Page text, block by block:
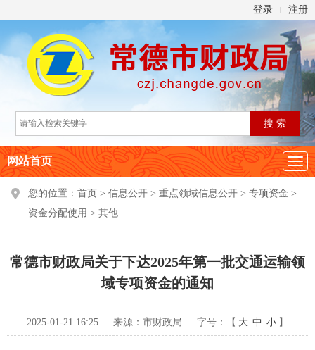
登录 | 注册
网站首页
您的位置： 首页 > 信息公开 > 重点领域信息公开 > 专项资金 >
资金分配使用 > 其他
常德市财政局关于下达2025年第一批交通运输领
域专项资金的通知
2025-01-21 16:25 来源：市财政局 字号：【 大 中 小 】